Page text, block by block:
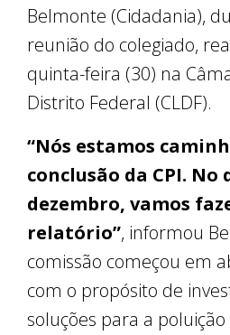
Belmonte (Cidadania),
reunião do colegiado,
quinta-feira (30) na
Distrito Federal (CLDF).
“Nós estamos
conclusão da CPI. No
dezembro, vamos
relatório”, informou
comissão começou em
com o propósito de
soluções para a